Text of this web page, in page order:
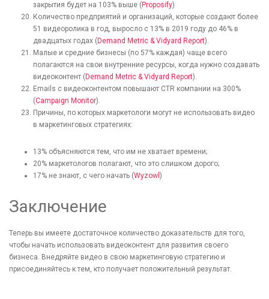
закрытия будет на 103% выше ( Proposify)
Количество предприятий и организаций, которые создают более
51 видеоролика в год, выросло с 13% в 2019 году до 46% в
двадцатых годах ( Demand Metric & Vidyard Report).
Малые и средние бизнесы (по 57% каждая) чаще всего
полагаются на свои внутренние ресурсы, когда нужно создавать
видеоконтент ( Demand Metric & Vidyard Report).
Emails с видеоконтентом повышают CTR компании на 300%
(Campaign Monitor).
Причины, по которых маркетологи могут не использовать видео
в маркетинговых стратегиях:
13% объясняются тем, что им не хватает времени;
20% маркетологов полагают, что это слишком дорого;
17% не знают, с чего начать (Wyzowl )
Заключение
Теперь вы имеете достаточное количество доказательств для того,
чтобы начать использовать видеоконтент для развития своего
бизнеса. Внедряйте видео в свою маркетинговую стратегию и
присоединяйтесь к тем, кто получает положительный результат.